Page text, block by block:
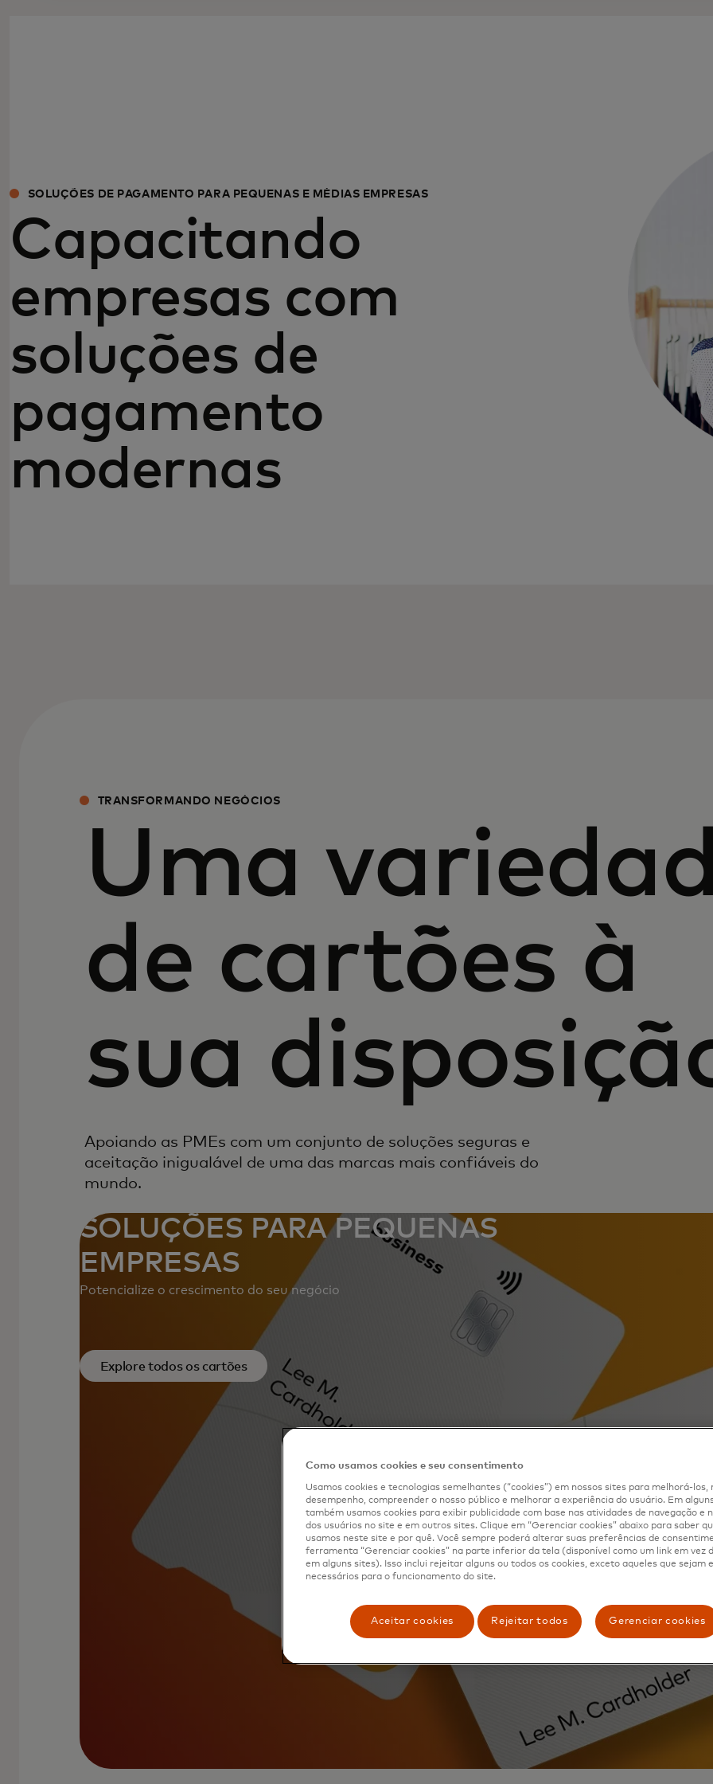
SOLUÇÕES DE PAGAMENTO PARA PEQUENAS E MÉDIAS EMPRESAS
Capacitando
empresas com
soluções de
pagamento
modernas
TRANSFORMANDO NEGÓCIOS
Uma
de cartões à
sua
Apoiando as PMEs com um conjunto de soluções seguras e
aceitação inigualável de uma das marcas mais confiáveis do
mundo.
SOLUÇÕES PARA PEQUENAS
EMPRESAS‎
Potencialize o crescimento do seu negócio
Explore todos os cartões
Como usamos cookies e seu consentimento
Usamos cookies e tecnologias semelhantes (“cookies”) em nossos sites para melhorá-los,
desempenho, compreender o nosso público e melhorar a experiência do usuário. Em
também usamos cookies para exibir publicidade com base nas atividades de navegação e
dos usuários no site e em outros sites. Clique em “Gerenciar cookies” abaixo para saber
usamos neste site e por quê. Você sempre poderá alterar suas preferências de
ferramenta “Gerenciar cookies” na parte inferior da tela (disponível como um link em vez
em alguns sites). Isso inclui rejeitar alguns ou todos os cookies, exceto aqueles que sejam
necessários para o funcionamento do site.
Aceitar cookies Rejeitar todos Gerenciar cookies